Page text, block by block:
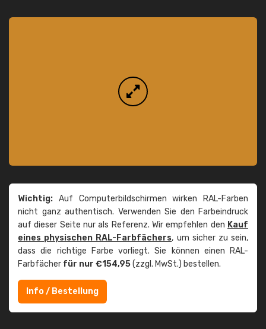
Wichtig: Auf Computerbildschirmen wirken RAL-Farben
nicht ganz authentisch. Verwenden Sie den Farbeindruck
auf dieser Seite nur als Referenz. Wir empfehlen den Kauf
eines physischen RAL-Farbfächers, um sicher zu sein,
dass die richtige Farbe vorliegt. Sie können einen RAL-
Farbfächer für nur €154,95(zzgl. MwSt.) bestellen.
Info / Bestellung